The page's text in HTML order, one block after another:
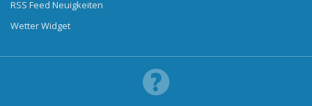
RSS Feed Neuigkeiten
Wetter Widget